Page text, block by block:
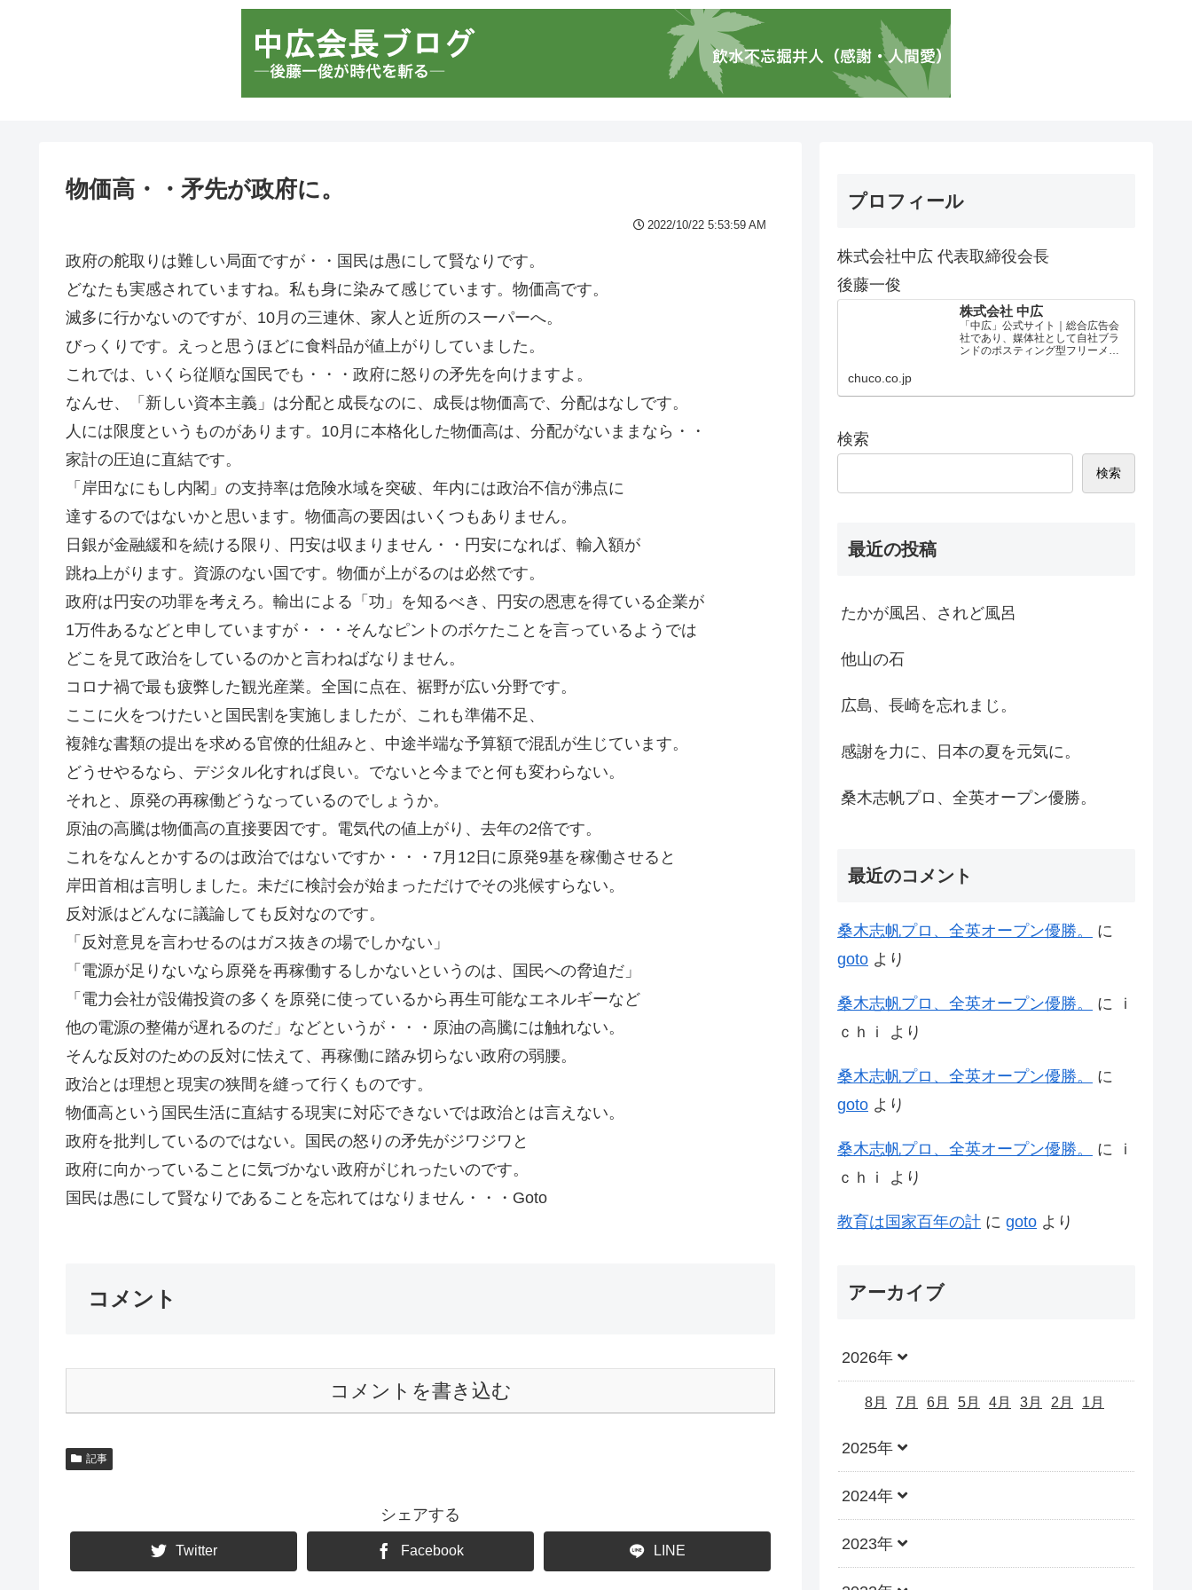
物価高・・矛先が政府に。
2022/10/22 5:53:59 AM
政府の舵取りは難しい局面ですが・・国民は愚にして賢なりです。
どなたも実感されていますね。私も身に染みて感じています。物価高です。
滅多に行かないのですが、10月の三連休、家人と近所のスーパーへ。
びっくりです。えっと思うほどに食料品が値上がりしていました。
これでは、いくら従順な国民でも・・・政府に怒りの矛先を向けますよ。
なんせ、「新しい資本主義」は分配と成長なのに、成長は物価高で、分配はなしです。
人には限度というものがあります。10月に本格化した物価高は、分配がないままなら・・
家計の圧迫に直結です。
「岸田なにもし内閣」の支持率は危険水域を突破、年内には政治不信が沸点に
達するのではないかと思います。物価高の要因はいくつもありません。
日銀が金融緩和を続ける限り、円安は収まりません・・円安になれば、輸入額が
跳ね上がります。資源のない国です。物価が上がるのは必然です。
政府は円安の功罪を考えろ。輸出による「功」を知るべき、円安の恩恵を得ている企業が
1万件あるなどと申していますが・・・そんなピントのボケたことを言っているようでは
どこを見て政治をしているのかと言わねばなりません。
コロナ禍で最も疲弊した観光産業。全国に点在、裾野が広い分野です。
ここに火をつけたいと国民割を実施しましたが、これも準備不足、
複雑な書類の提出を求める官僚的仕組みと、中途半端な予算額で混乱が生じています。
どうせやるなら、デジタル化すれば良い。でないと今までと何も変わらない。
それと、原発の再稼働どうなっているのでしょうか。
原油の高騰は物価高の直接要因です。電気代の値上がり、去年の2倍です。
これをなんとかするのは政治ではないですか・・・7月12日に原発9基を稼働させると
岸田首相は言明しました。未だに検討会が始まっただけでその兆候すらない。
反対派はどんなに議論しても反対なのです。
「反対意見を言わせるのはガス抜きの場でしかない」
「電源が足りないなら原発を再稼働するしかないというのは、国民への脅迫だ」
「電力会社が設備投資の多くを原発に使っているから再生可能なエネルギーなど
他の電源の整備が遅れるのだ」などというが・・・原油の高騰には触れない。
そんな反対のための反対に怯えて、再稼働に踏み切らない政府の弱腰。
政治とは理想と現実の狭間を縫って行くものです。
物価高という国民生活に直結する現実に対応できないでは政治とは言えない。
政府を批判しているのではない。国民の怒りの矛先がジワジワと
政府に向かっていることに気づかない政府がじれったいのです。
国民は愚にして賢なりであることを忘れてはなりません・・・Goto
コメント
コメントを書き込む
記事
シェアする
Twitter Facebook LINE
プロフィール
株式会社中広 代表取締役会長
後藤一俊
株式会社 中広
「中広」公式サイト｜総合広告会
社であり、媒体社として自社ブラ
ンドのポスティング型フリーメデ
chuco.co.jp
検索
検索
最近の投稿
たかが風呂、されど風呂
他山の石
広島、長崎を忘れまじ。
感謝を力に、日本の夏を元気に。
桑木志帆プロ、全英オープン優勝。
最近のコメント
桑木志帆プロ、全英オープン優勝。
に
goto より
桑木志帆プロ、全英オープン優勝。 に
ｉ
ｃｈｉ
より
桑木志帆プロ、全英オープン優勝。
に
goto より
桑木志帆プロ、全英オープン優勝。 に
ｉ
ｃｈｉ
より
教育は国家百年の計 に goto より
アーカイブ
2026年
8月 7月 6月 5月 4月 3月 2月 1月
2025年
2024年
2023年